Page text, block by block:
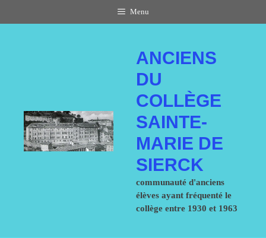
Menu
ANCIENS
DU
COLLÈGE
SAINTE-
MARIE DE
SIERCK
communauté d'anciens
élèves ayant fréquenté le
collège entre 1930 et 1963